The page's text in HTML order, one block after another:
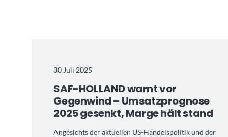
30 Juli 2025
SAF-HOLLAND warnt vor
Gegenwind – Umsatzprognose
2025 gesenkt, Marge hält stand
Angesichts der aktuellen US-Handelspolitik und der